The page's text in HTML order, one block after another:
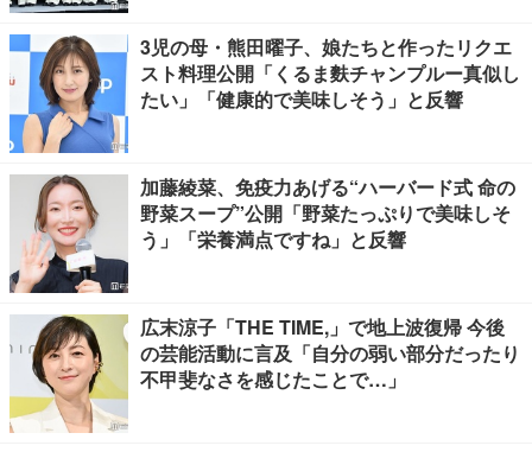
3児の母・熊田曜子、娘たちと作ったリクエ
スト料理公開「くるま麩チャンプルー真似し
たい」「健康的で美味しそう」と反響
加藤綾菜、免疫力あげる“ハーバード式 命の
野菜スープ”公開「野菜たっぷりで美味しそ
う」「栄養満点ですね」と反響
広末涼子「THE TIME,」で地上波復帰 今後
の芸能活動に言及「自分の弱い部分だったり
不甲斐なさを感じたことで…」